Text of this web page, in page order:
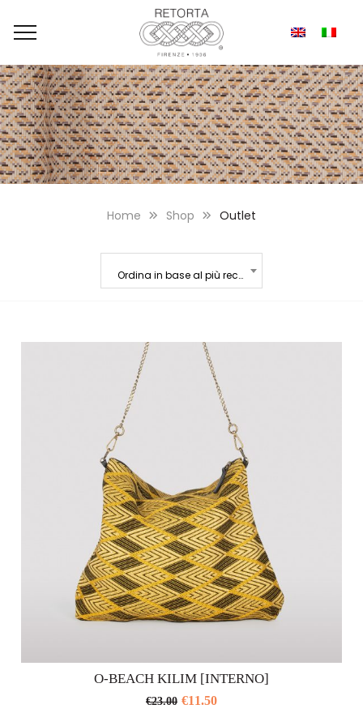
Home Shop Outlet
Ordina in base al più recente
O-BEACH KILIM [INTERNO]
€23.00 €11.50